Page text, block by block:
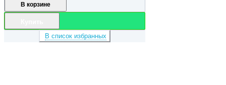
В корзине
В список избранных